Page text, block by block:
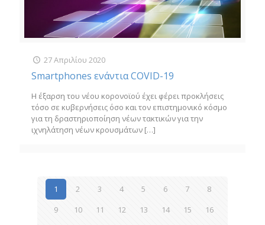
27 Απριλίου 2020
Smartphones ενάντια COVID-19
Η έξαρση του νέου κορονοϊού έχει φέρει προκλήσεις
τόσο σε κυβερνήσεις όσο και τον επιστημονικό κόσμο
για τη δραστηριοποίηση νέων τακτικών για την
ιχνηλάτηση νέων κρουσμάτων […]
1 2 3 4 5 6 7
8
9
10 11 12 13 14 15
16